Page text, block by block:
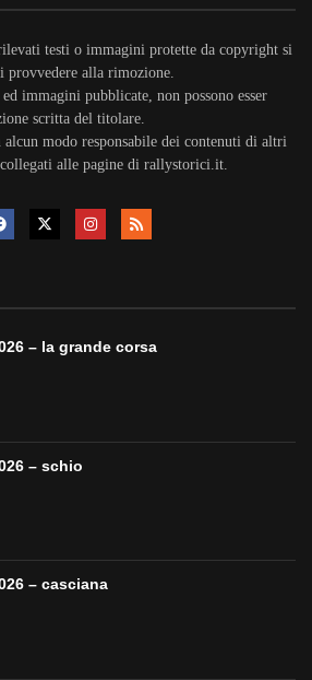
testi o immagini protette da copyright si
alla rimozione.
immagini pubblicate, non possono esser
scritta del titolare.
modo responsabile dei contenuti di altri
alle pagine di rallystorici.it.
– la grande corsa
– schio
– casciana